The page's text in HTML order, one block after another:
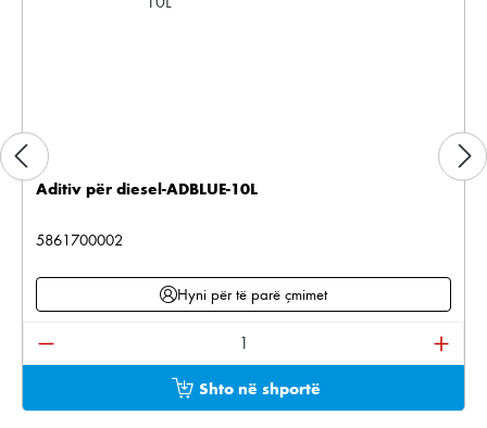
Aditiv për diesel-ADBLUE-10L
5861700002
Hyni për të parë çmimet
Sasia e produktit: Shkruani sasinë e dëshiruar
Shto në shportë